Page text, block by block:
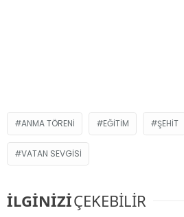
ANMA TÖRENI EĞITIM ŞEHIT
VATAN SEVGISI
İLGİNİZİÇEKEBİLİR